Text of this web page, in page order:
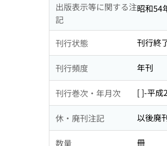
出版表示等に関する注
記
昭和54
刊行状態 刊行終
刊行頻度 年刊
刊行巻次・年月次 [ ]-平成
休・廃刊注記 以後廃
数量 冊